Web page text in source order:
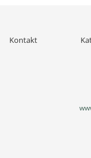
Kontakt